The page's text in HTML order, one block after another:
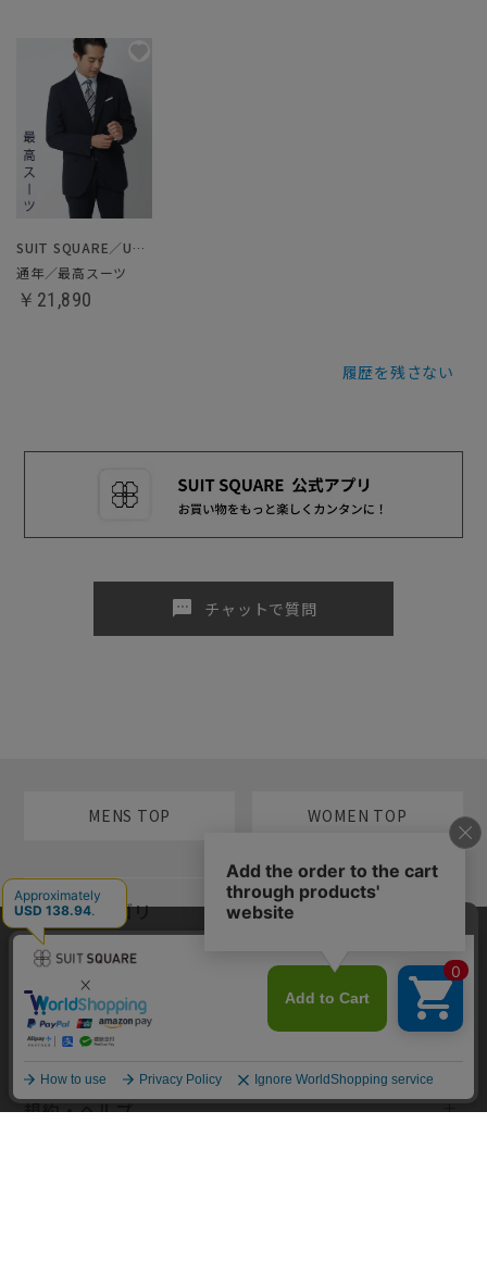
SUIT SQUARE／UNIVERSAL LANGUAGE
通年／最高スーツ
￥21,890
履歴を残さない
sms チャットで質問
MENS TOP WOMEN TOP
メンズカテゴリ
レディースカテゴリ
コンテンツ
規約・ヘルプ
当サイトでは利用体験の向上およびコンテンツの最適な提供、トラフィ
ックの分析を目的としてCookieを使用しています。サイトの閲覧を継続
された場合、Cookieの利用に同意したものといたします。詳細について
はプライバシーポリシー をご確認ください。
同意して閉じる